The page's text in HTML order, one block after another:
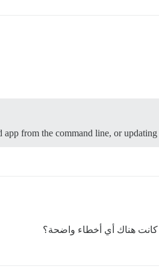
from the command line, or
كانت هناك أي أخطاء واضحة؟